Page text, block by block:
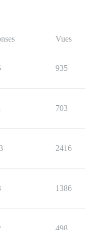
Vues
935
703
2416
1386
498